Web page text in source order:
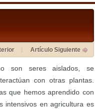
Artículo Siguiente
son seres aislados, se
con otras plantas.
que hemos aprendido con
intensivos en agricultura es